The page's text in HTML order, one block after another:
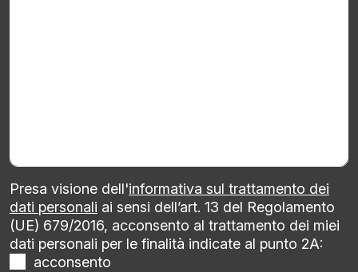
Presa visione dell'informativa sul trattamento dei
dati personali ai sensi dell’art. 13 del Regolamento
(UE) 679/2016, acconsento al trattamento dei miei
dati personali per le finalità indicate al punto 2A:
acconsento